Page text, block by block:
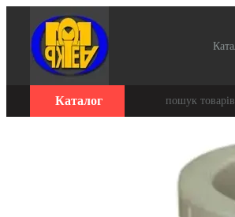
Перейти до основного контенту
Каталог